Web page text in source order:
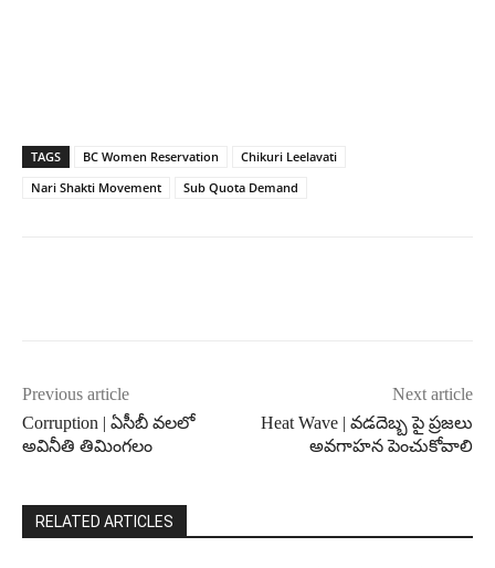
TAGS BC Women Reservation
Chikuri Leelavati
Nari Shakti Movement
Sub Quota Demand
Previous article
Corruption | ఏసీబీ వలలో
అవినీతి తిమింగలం
Next article
Heat Wave | వడదెబ్బ పై ప్రజలు
అవగాహన పెంచుకోవాలి
RELATED ARTICLES